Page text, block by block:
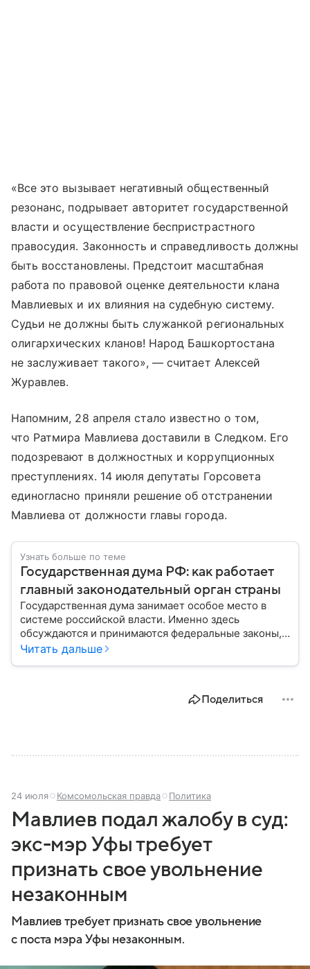
«Все это вызывает негативный общественный
резонанс, подрывает авторитет государственной
власти и осуществление беспристрастного
правосудия. Законность и справедливость должны
быть восстановлены. Предстоит масштабная
работа по правовой оценке деятельности клана
Мавлиевых и их влияния на судебную систему.
Судьи не должны быть служанкой региональных
олигархических кланов! Народ Башкортостана
не заслуживает такого», — считает Алексей
Журавлев.
Напомним, 28 апреля стало известно о том,
что Ратмира Мавлиева доставили в Следком. Его
подозревают в должностных и коррупционных
преступлениях. 14 июля депутаты Горсовета
единогласно приняли решение об отстранении
Мавлиева от должности главы города.
Узнать больше по теме
Государственная дума РФ: как работает
главный законодательный орган страны
Государственная дума занимает особое место в
системе российской власти. Именно здесь
обсуждаются и принимаются федеральные законы,
определяющие развитие государства, экономики и
Разбираемся, как устроена Госдума, какие
Читать дальше
Поделиться
24 июля Комсомольская правда Политика
Мавлиев подал жалобу в суд:
экс-мэр Уфы требует
признать свое увольнение
незаконным
Мавлиев требует признать свое увольнение
с поста мэра Уфы незаконным.